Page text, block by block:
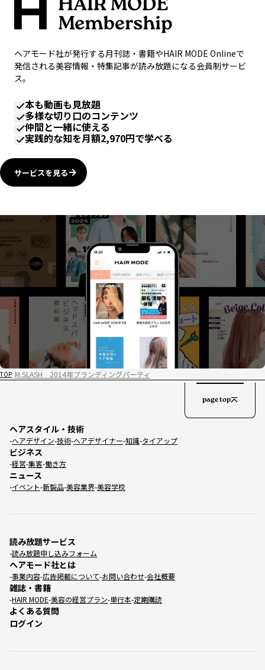
ヘアモード社が発行する月刊誌・書籍やHAIR MODE Onlineで
発信される美容情報・特集記事が読み放題になる会員制サービ
ス。
本も動画も見放題
多様な切り口のコンテンツ
仲間と一緒に使える
実践的な知を月額2,970円で学べる
サービスを見る
TOP M.SLASH 2014年ブランディングパーティ
ヘアスタイル・技術
ヘアデザイン 技術 ヘアデザイナー 知識 タイアップ
ビジネス
経営 集客 働き方
ニュース
イベント 新製品 美容業界 美容学校
読み放題サービス
読み放題申し込みフォーム
ヘアモード社とは
事業内容 広告掲載について お問い合わせ 会社概要
雑誌・書籍
HAIR MODE 美容の経営プラン 単行本 定期購読
よくある質問
ログイン
page top